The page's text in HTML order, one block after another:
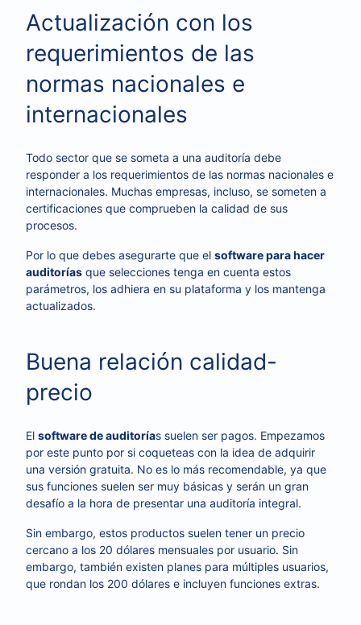
Actualización con los
requerimientos de las
normas nacionales e
internacionales
Todo sector que se someta a una auditoría debe
responder a los requerimientos de las normas nacionales e
internacionales. Muchas empresas, incluso, se someten a
certificaciones que comprueben la calidad de sus
procesos.
Por lo que debes asegurarte que el software para hacer
auditorías que selecciones tenga en cuenta estos
parámetros, los adhiera en su plataforma y los mantenga
actualizados.
Buena relación calidad-
precio
El software de auditorías suelen ser pagos. Empezamos
por este punto por si coqueteas con la idea de adquirir
una versión gratuita. No es lo más recomendable, ya que
sus funciones suelen ser muy básicas y serán un gran
desafío a la hora de presentar una auditoría integral.
Sin embargo, estos productos suelen tener un precio
cercano a los 20 dólares mensuales por usuario. Sin
embargo, también existen planes para múltiples usuarios,
que rondan los 200 dólares e incluyen funciones extras.